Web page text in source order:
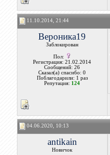
11.10.2014, 21:44
Вероника19
Заблокирован
Пол:
Регистрация: 21.02.2014
Сообщений: 26
Сказал(а) спасибо: 0
Поблагодарили: 1 раз
Репутация: 124
04.06.2020, 10:13
antikain
Новичок